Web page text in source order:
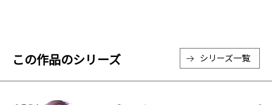
この作品のシリーズ シリーズ一覧